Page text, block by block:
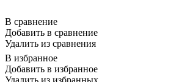
В сравнение
Добавить в сравнение
Удалить из сравнения
В избранное
Добавить в избранное
Удалить из избранных